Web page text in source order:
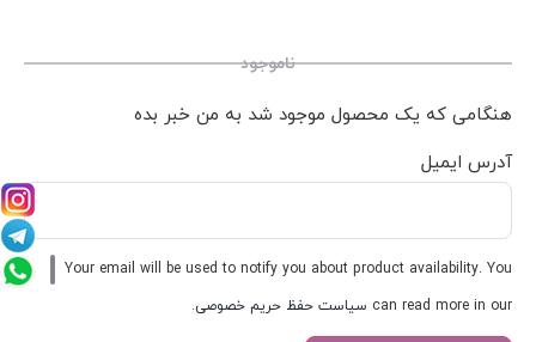
ناموجود
هنگامی که یک محصول موجود شد به من خبر بده
آدرس ایمیل
Your email will be used to notify you about product availability. You
can read more in our سیاست حفظ حریم خصوصی.